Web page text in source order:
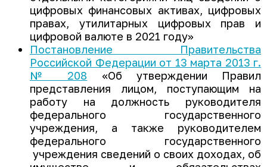
цифровых финансовых активах, цифровых
правах, утилитарных цифровых прав и
цифровой валюте в 2021 году»
Постановление Правительства
Российской Федерации от 13 марта 2013 г.
№ 208 «Об утверждении Правил
представления лицом, поступающим на
работу на должность руководителя
федерального государственного
учреждения, а также руководителем
федерального государственного
учреждения сведений о своих доходах, об